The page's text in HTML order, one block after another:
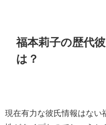
福本莉子の歴代
は？
現在有力な彼氏情報はない